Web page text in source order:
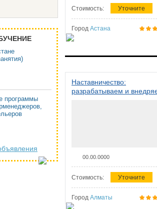
программы
Стоимость: Уточните
Город Астана
Наставничество:
разрабатываем и
00.00.0000
Стоимость: Уточните
Город Алматы